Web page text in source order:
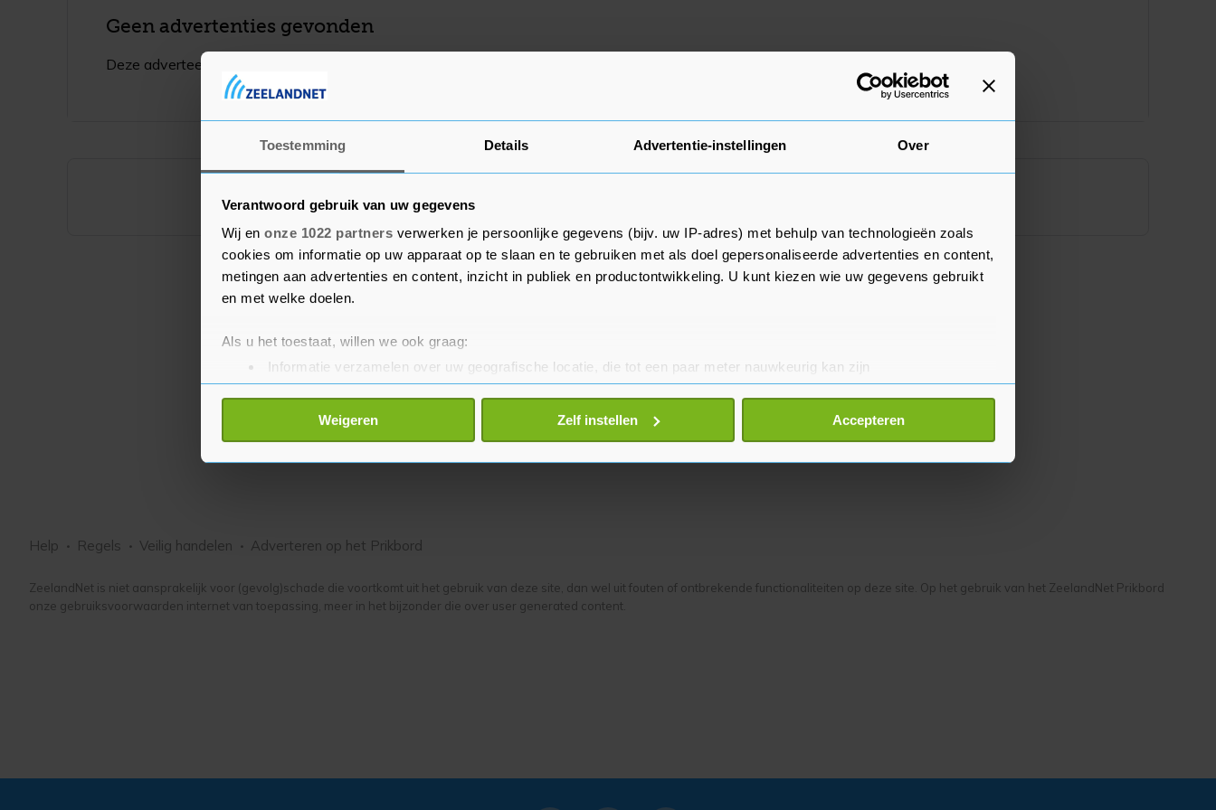
Toestemming Details Advertentie-instellingen Over
Verantwoord gebruik van uw gegevens
Wij en onze 1022 partners verwerken je persoonlijke gegevens (bijv. uw IP-adres) met behulp van technologieën zoals
cookies om informatie op uw apparaat op te slaan en te gebruiken met als doel gepersonaliseerde advertenties en content,
metingen aan advertenties en content, inzicht in publiek en productontwikkeling. U kunt kiezen wie uw gegevens gebruikt
en met welke doelen.
Als u het toestaat, willen we ook graag:
Informatie verzamelen over uw geografische locatie, die tot een paar meter nauwkeurig kan zijn
Uw apparaat identificeren door het actief te scannen op specifieke eigenschappen (fingerprinting)
Lees meer over hoe uw persoonlijke gegevens worden verwerkt en stel uw voorkeuren in het
detailgedeelte
Weigeren Zelf instellen Accepteren
Geen advertenties gevonden
Deze adverteerder heeft op dit moment geen actieve advertenties, kom later nog eens terug.
Help Regels Veilig handelen Adverteren op het Prikbord
ZeelandNet is niet aansprakelijk voor (gevolg)schade die voortkomt uit het gebruik van deze site, dan wel uit fouten of ontbrekende functionaliteiten op deze site. Op het gebruik van het ZeelandNet Prikbord
onze gebruiksvoorwaarden internet van toepassing, meer in het bijzonder die over user generated content.